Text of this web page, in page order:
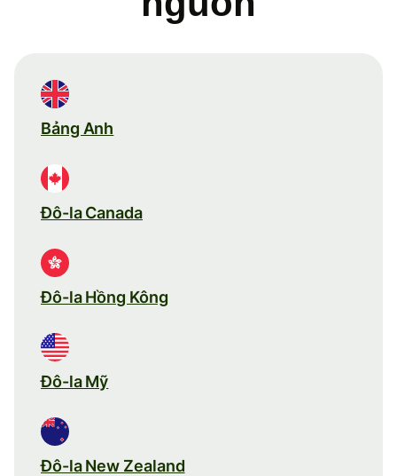
Bảng Anh
Đô-la Canada
Đô-la Hồng Kông
Đô-la Mỹ
Đô-la New Zealand